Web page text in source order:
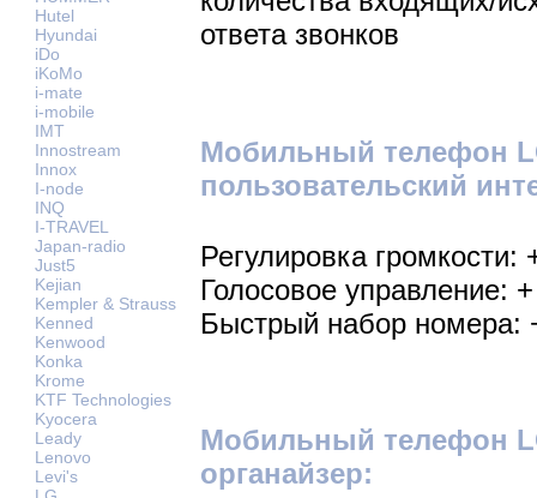
Hutel
Hyundai
iDo
iKoMo
i-mate
i-mobile
IMT
Innostream
Innox
I-node
INQ
I-TRAVEL
Japan-radio
Just5
Kejian
Kempler & Strauss
Kenned
Kenwood
Konka
Krome
KTF Technologies
Kyocera
Leady
Lenovo
Levi's
ответа звонков
Мобильный телефон
пользовательский
Регулировка громкости:
Голосовое управление: +
Быстрый набор номера:
Мобильный телефон
органайзер: